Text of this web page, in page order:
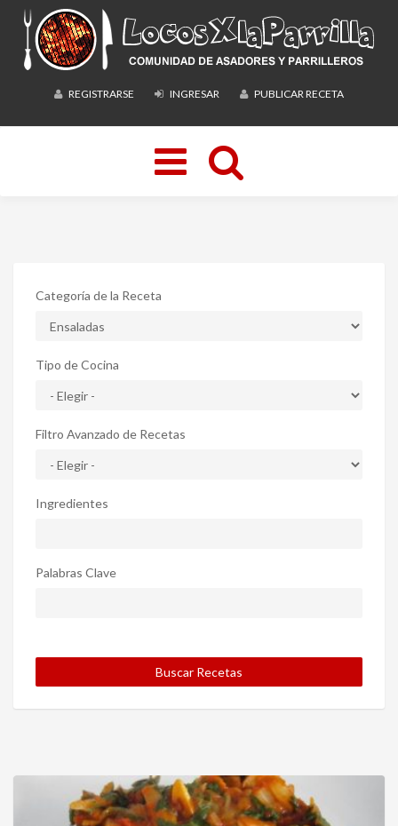
REGISTRARSE INGRESAR PUBLICAR RECETA
Toggle
navigation
Categoría de la Receta
Tipo de Cocina
Filtro Avanzado de Recetas
Ingredientes
Palabras Clave
Buscar Recetas